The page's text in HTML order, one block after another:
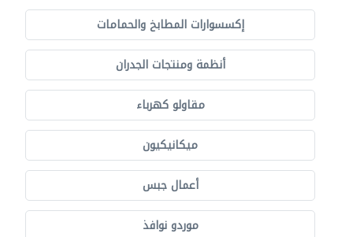
إكسسوارات المطابخ والحمامات
أنظمة ومنتجات الجدران
مقاولو كهرباء
ميكانيكيون
أعمال جبس
موردو نوافذ